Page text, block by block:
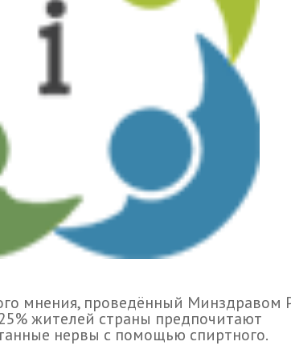
мнения, проведённый Минздравом
жителей страны предпочитают
нервы с помощью спиртного.